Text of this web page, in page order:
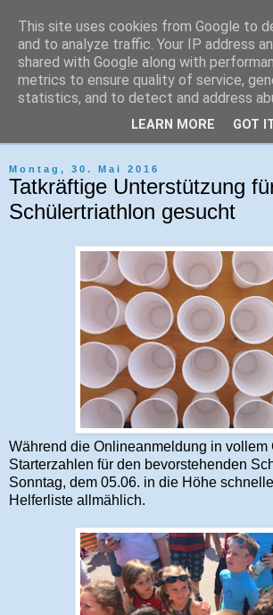
Tri-Sport Saar-
Verein für Ausdauersport und Triathlon
Montag, 30. Mai 2016
Tatkräftige Unterstützung
Schülertriathlon gesucht
Während die Onlineanmeldung in vollem
Starterzahlen für den bevorstehenden
Sonntag, dem 05.06. in die Höhe
Helferliste allmählich.
This site uses cookies from Google to
and to analyze traffic. Your IP address
shared with Google along with
metrics to ensure quality of service,
statistics, and to detect and address
LEARN MORE GOT